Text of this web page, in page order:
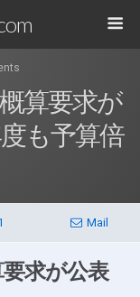
算要求が
も予算倍
Mail
求が公表